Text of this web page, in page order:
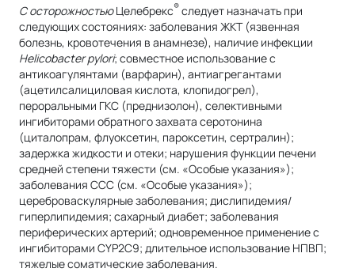
С осторожностьюЦелебрекс® следует назначать при
следующих состояниях: заболевания ЖКТ (язвенная
болезнь, кровотечения в анамнезе), наличие инфекции
Helicobacter pylori; совместное использование с
антикоагулянтами (варфарин), антиагрегантами
(ацетилсалициловая кислота, клопидогрел),
пероральными ГКС (преднизолон), селективными
ингибиторами обратного захвата серотонина
(циталопрам, флуоксетин, пароксетин, сертралин);
задержка жидкости и отеки; нарушения функции печени
средней степени тяжести (см. «Особые указания»);
заболевания ССС (см. «Особые указания»);
цереброваскулярные заболевания; дислипидемия/
гиперлипидемия; сахарный диабет; заболевания
периферических артерий; одновременное применение с
ингибиторами CYP2С9; длительное использование НПВП;
тяжелые соматические заболевания.